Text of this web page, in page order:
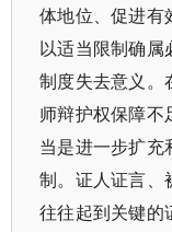
体地位、促进有
以适当限制确属
制度失去意义。
师辩护权保障不
当是进一步扩充
制。证人证言、
往往起到关键的